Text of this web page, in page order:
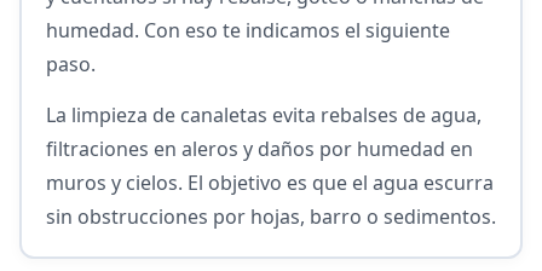
humedad. Con eso te indicamos el siguiente
paso.
La limpieza de canaletas evita rebalses de agua,
filtraciones en aleros y daños por humedad en
muros y cielos. El objetivo es que el agua escurra
sin obstrucciones por hojas, barro o sedimentos.